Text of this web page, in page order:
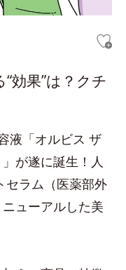
効果”は？クチ
液「オルビス ザ
が遂に誕生！人
ラム（医薬部外
ューアルした美